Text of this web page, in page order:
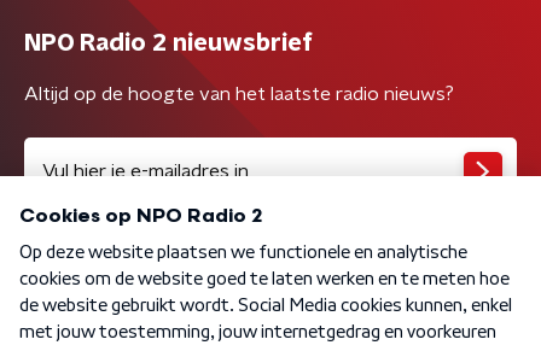
NPO Radio 2 nieuwsbrief
Altijd op de hoogte van het laatste radio nieuws?
Algemene voorwaarden